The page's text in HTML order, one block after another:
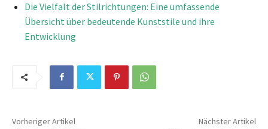
Die Vielfalt der Stilrichtungen: Eine umfassende
Übersicht über bedeutende Kunststile und ihre
Entwicklung
Vorheriger Artikel Nächster Artikel